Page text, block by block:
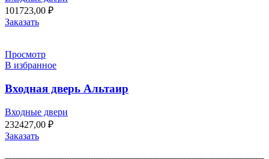
101723,00 ₽
Заказать
Просмотр
В избранное
Входная дверь Альтаир
Входные двери
232427,00 ₽
Заказать